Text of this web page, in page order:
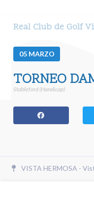
Real Club de Golf
05 MARZO
TORNEO
Stableford (Handicap)
VISTA HERMOSA -